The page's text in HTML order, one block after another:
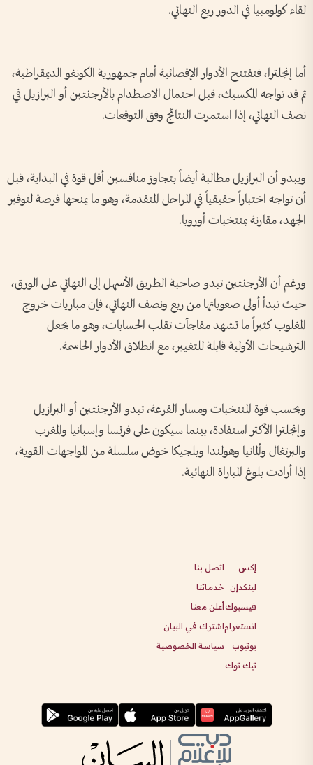
لقاء كولومبيا في الدور ربع النهائي.
أما إنجلترا، فتفتتح الأدوار الإقصائية أمام جمهورية الكونغو الديمقراطية،
ثم قد تواجه المكسيك، قبل احتمال الاصطدام بالأرجنتين أو البرازيل في
نصف النهائي، إذا استمرت النتائج وفق التوقعات.
ويبدو أن البرازيل مطالبة أيضاً بتجاوز منافسين أقل قوة في البداية، قبل
أن تواجه اختباراً حقيقياً في المراحل المتقدمة، وهو ما يمنحها فرصة لتوفير
الجهد، مقارنة بمنتخبات أوروبا.
ورغم أن الأرجنتين تبدو صاحبة الطريق الأسهل إلى النهائي على الورق،
حيث تبدأ أولى صعوباتها من ربع ونصف النهائي، فإن مباريات خروج
المغلوب كثيراً ما تشهد مفاجآت تقلب الحسابات، وهو ما يجعل
الترشيحات الأولية قابلة للتغيير، مع انطلاق الأدوار الحاسمة.
وبحسب قوة المنتخبات ومسار القرعة، تبدو الأرجنتين أو البرازيل
وإنجلترا الأكثر استفادة، بينما سيكون على فرنسا وإسبانيا والمغرب
والبرتغال وألمانيا وهولندا وبلجيكا خوض سلسلة من المواجهات القوية،
إذا أرادت بلوغ المباراة النهائية.
إكس
لينكدإن
فيسبوك
انستغرام
يوتيوب
تيك توك
اتصل بنا
خدماتنا
أعلن معنا
اشترك في البيان
سياسة الخصوصية